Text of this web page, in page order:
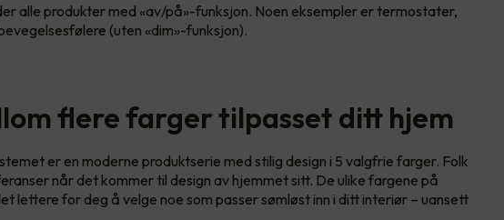
alle produkter med «av/på»-funksjon. Noen eksempler er termostater,
(uten «dim»-funksjon).
flere farger tilpasset ditt hjem
er en moderne produktserie med stilig design i 5 valgfrie farger. Folk
når det kommer til design av hjemmet sitt. De ulike fargene på
lettere for deg å velge noe som passer sømløst inn i ditt interiør – uansett